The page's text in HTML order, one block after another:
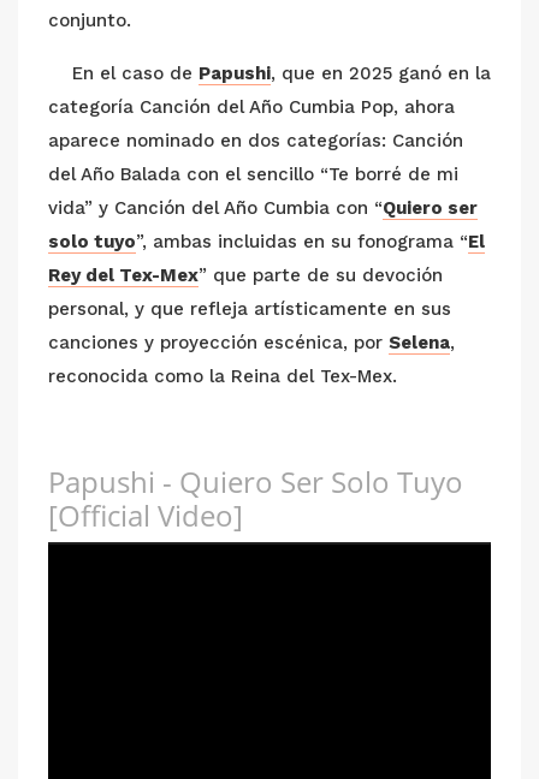
conjunto.
En el caso de Papushi, que en 2025 ganó en la
categoría Canción del Año Cumbia Pop, ahora
aparece nominado en dos categorías: Canción
del Año Balada con el sencillo “Te borré de mi
vida” y Canción del Año Cumbia con “Quiero ser
solo tuyo”, ambas incluidas en su fonograma “El
Rey del Tex-Mex” que parte de su devoción
personal, y que refleja artísticamente en sus
canciones y proyección escénica, por Selena,
reconocida como la Reina del Tex-Mex.
Papushi - Quiero Ser Solo Tuyo
[Official Video]